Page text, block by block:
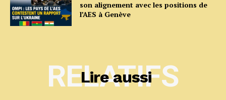
son alignement avec les positions de
l’AES à Genève
Lire aussi
RELATIFS